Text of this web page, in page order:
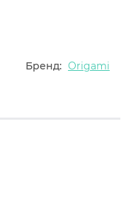
Бренд: Origami